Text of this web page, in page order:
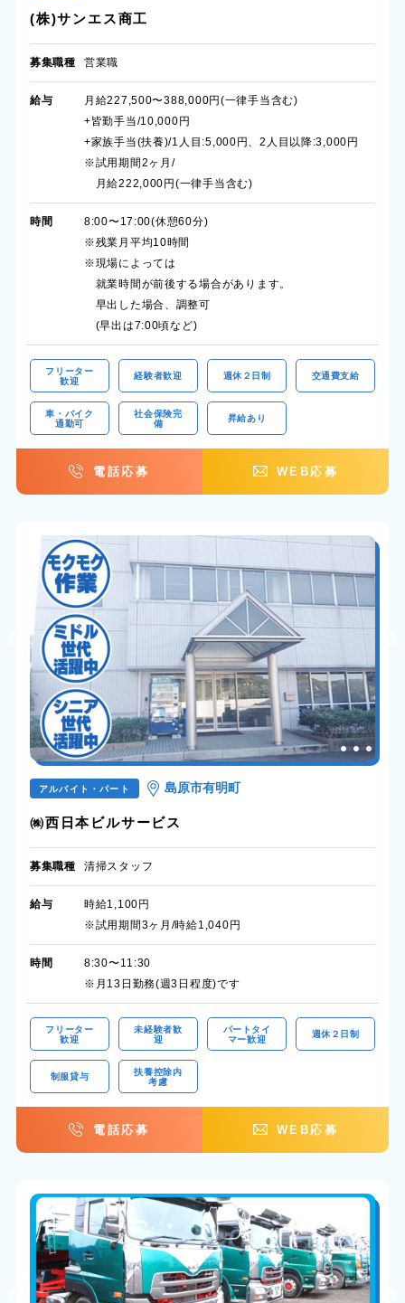
(株)サンエス商工
募集職種 営業職
給与
月給227,500〜388,000円(一律手当含む)
+皆勤手当/10,000円
+家族手当(扶養)/1人目:5,000円、2人目以降:3,000円
※試用期間2ヶ月/
月給222,000円(一律手当含む)
時間
8:00〜17:00(休憩60分)
※残業月平均10時間
※現場によっては
就業時間が前後する場合があります。
早出した場合、調整可
(早出は7:00頃など)
フリーター
歓迎
経験者歓迎 週休２日制 交通費支給
車・バイク
通勤可
社会保険完
備
昇給あり
電話応募 WEB応募
アルバイト・パート 島原市有明町
㈱西日本ビルサービス
募集職種 清掃スタッフ
給与
時給1,100円
※試用期間3ヶ月/時給1,040円
時間
8:30〜11:30
※月13日勤務(週3日程度)です
フリーター
歓迎
未経験者歓
迎
パートタイ
マー歓迎
週休２日制
制服貸与
扶養控除内
考慮
電話応募 WEB応募